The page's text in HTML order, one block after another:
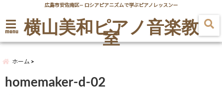
広島市安佐南区― ロシアピアニズムで学ぶピアノレッスンー
menu 横山美和ピアノ音楽教
室
ホーム
homemaker-d-02